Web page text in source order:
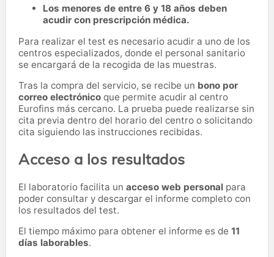
Los menores de entre 6 y 18 años deben
acudir con prescripción médica.
Para realizar el test es necesario acudir a uno de los
centros especializados, donde el personal sanitario
se encargará de la recogida de las muestras.
Tras la compra del servicio, se recibe un bono por
correo electrónico que permite acudir al centro
Eurofins más cercano. La prueba puede realizarse sin
cita previa dentro del horario del centro o solicitando
cita siguiendo las instrucciones recibidas.
Acceso a los resultados
El laboratorio facilita un acceso web personal para
poder consultar y descargar el informe completo con
los resultados del test.
El tiempo máximo para obtener el informe es de 11
días laborables.